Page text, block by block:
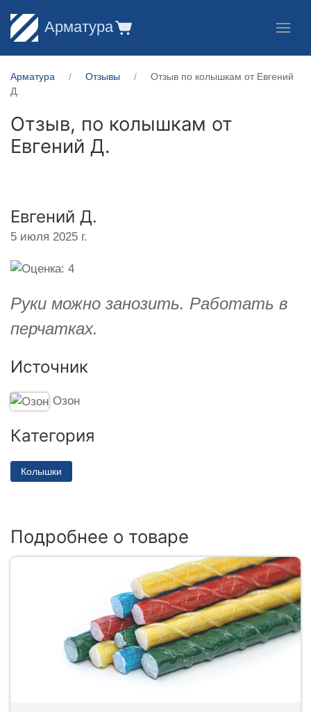
Арматура
Арматура Отзывы
Отзыв по колышкам от Евгений
Д.
Отзыв, по колышкам от
Евгений Д.
Евгений Д.
5 июля 2025 г.
Руки можно занозить. Работать в
перчатках.
Источник
Озон
Категория
Колышки
Подробнее о товаре